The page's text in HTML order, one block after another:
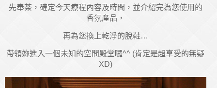
先奉茶，確定今天療程內容及時間，並介紹完為您使用的
香氛產品，
再為您換上乾淨的脫鞋…
帶領妳進入一個未知的空間殿堂囉^^ (肯定是超享受的無疑
XD)